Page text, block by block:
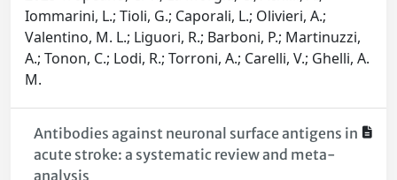
Iommarini, L.; Tioli, G.; Caporali, L.; Olivieri, A.;
Valentino, M. L.; Liguori, R.; Barboni, P.; Martinuzzi,
A.; Tonon, C.; Lodi, R.; Torroni, A.; Carelli, V.; Ghelli, A.
M.
Antibodies against neuronal surface antigens in
acute stroke: a systematic review and meta-
analysis